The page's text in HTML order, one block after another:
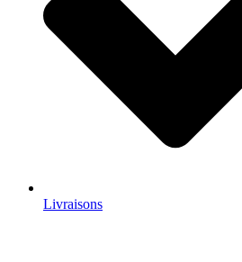
Livraisons